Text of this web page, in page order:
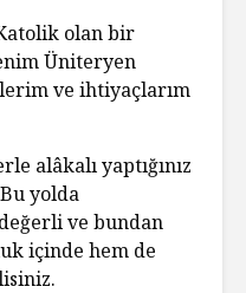
olan bir
Üniteryen
ve ihtiyaçlarım
alâkalı yaptığınız
yolda
ve bundan
içinde hem de